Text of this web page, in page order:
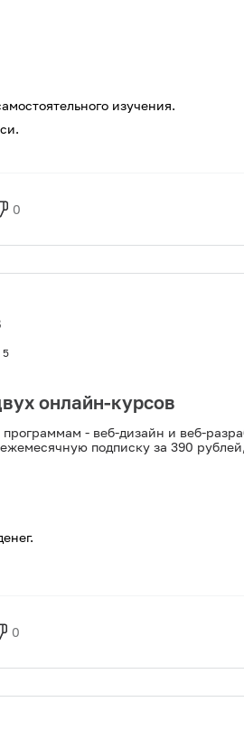
изучения.
0
5
онлайн-курсов
- веб-дизайн и веб-
подписку за 390
0